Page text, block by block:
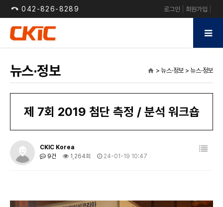
042-826-8289 로그인 회원가입
뉴스·정보 home > 뉴스·정보 > 뉴스·정보
제 7회 2019 첨단 측정 / 분석 워크숍
CKIC Korea
9건
1,264회 24-01-19 10:47